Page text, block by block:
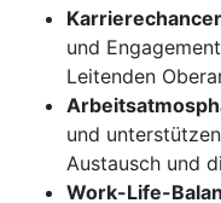
und
Leitenden
und
Austausch und
Work-Life-